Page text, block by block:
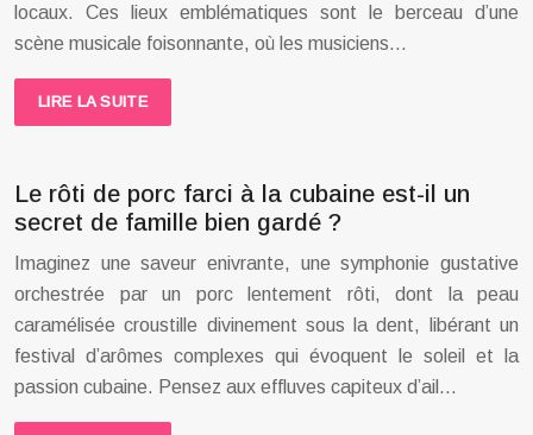
locaux. Ces lieux emblématiques sont le berceau d’une
scène musicale foisonnante, où les musiciens…
LIRE LA SUITE
Le rôti de porc farci à la cubaine est-il un
secret de famille bien gardé ?
Imaginez une saveur enivrante, une symphonie gustative
orchestrée par un porc lentement rôti, dont la peau
caramélisée croustille divinement sous la dent, libérant un
festival d’arômes complexes qui évoquent le soleil et la
passion cubaine. Pensez aux effluves capiteux d’ail…